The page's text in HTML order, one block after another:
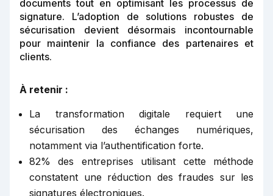
documents tout en optimisant les processus de
signature. L’adoption de solutions robustes de
sécurisation devient désormais incontournable
pour maintenir la confiance des partenaires et
clients.
À retenir :
La transformation digitale requiert une
sécurisation des échanges numériques,
notamment via l’authentification forte.
82% des entreprises utilisant cette méthode
constatent une réduction des fraudes sur les
signatures électroniques.